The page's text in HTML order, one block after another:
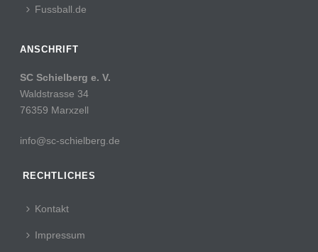
Fussball.de
ANSCHRIFT
SC Schielberg e. V.
Waldstrasse 34
76359 Marxzell
info@sc-schielberg.de
RECHTLICHES
Kontakt
Impressum